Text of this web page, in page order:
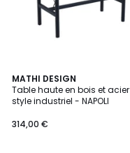
MATHI DESIGN
Table haute en bois et acier
style industriel - NAPOLI
314,00 €